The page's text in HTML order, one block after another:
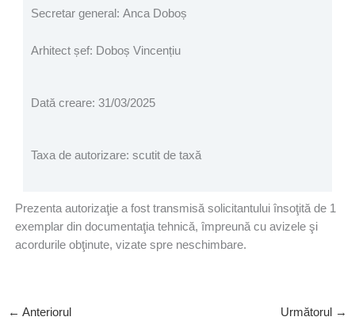
Secretar general: Anca Doboș
Arhitect șef: Doboș Vincențiu
Dată creare: 31/03/2025
Taxa de autorizare: scutit de taxă
Prezenta autorizaţie a fost transmisă solicitantului însoţită de 1
exemplar din documentaţia tehnică, împreună cu avizele şi
acordurile obţinute, vizate spre neschimbare.
← Anteriorul Următorul →